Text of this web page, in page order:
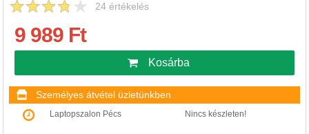
24 értékelés
9 989 Ft
Kosárba
Személyes átvétel üzletünkben
Laptopszalon Pécs Nincs készleten!